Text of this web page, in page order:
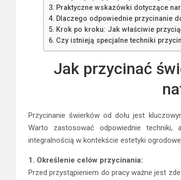
Praktyczne wskazówki dotyczące
Dlaczego odpowiednie przycinanie
Krok po kroku: Jak właściwie
Czy istnieją specjalne techniki
Jak przycinać
Przycinanie świerków od dołu jest
Warto zastosować odpowiednie
integralnością w kontekście estetyki
1. Określenie celów przycinania:
Przed przystąpieniem do pracy ważne jest